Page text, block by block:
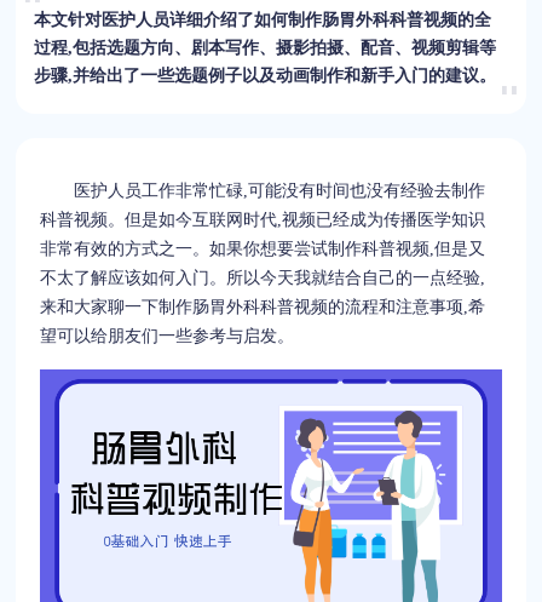
本文针对医护人员详细介绍了如何制作肠胃外科科普视频的全
过程,包括选题方向、剧本写作、摄影拍摄、配音、视频剪辑等
步骤,并给出了一些选题例子以及动画制作和新手入门的建议。
医护人员工作非常忙碌,可能没有时间也没有经验去制作
科普视频。但是如今互联网时代,视频已经成为传播医学知识
非常有效的方式之一。如果你想要尝试制作科普视频,但是又
不太了解应该如何入门。所以今天我就结合自己的一点经验,
来和大家聊一下制作肠胃外科科普视频的流程和注意事项,希
望可以给朋友们一些参考与启发。